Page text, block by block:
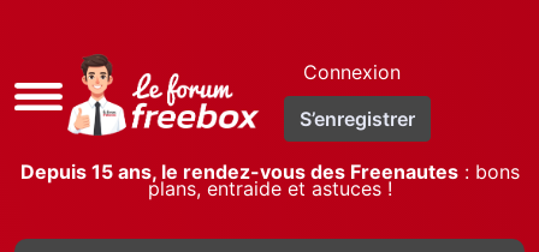
Accès
rapide
Connexion
S’enregistrer
Depuis 15 ans, le rendez-vous des Freenautes: bons
plans, entraide et astuces !